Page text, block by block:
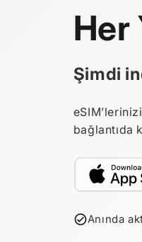
Her
Şimdi
bağlantıda
Anında